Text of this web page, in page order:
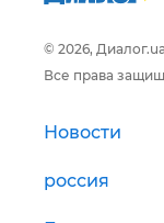
© 2026, Диалог.ua
Все права
Новости
россия